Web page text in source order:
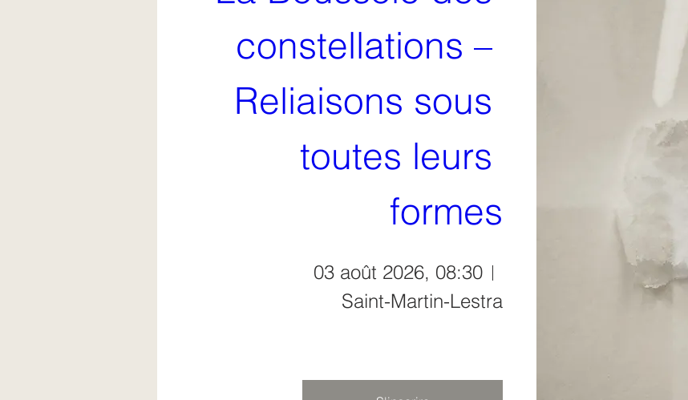
constellations –
Reliaisons sous
toutes leurs
formes
03 août 2026, 08:30
Saint-Martin-Lestra